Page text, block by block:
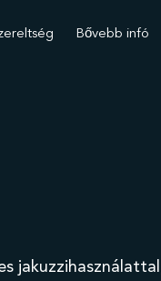
Bővebb infó
jakuzzihasználattal